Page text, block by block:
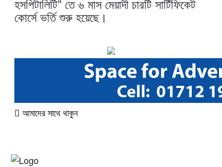
হসপিটালিটি” তে ৬ মাস মেয়াদী চারটি সার্টিফিকেট
কোর্সে ভর্তি শুরু হয়েছে।
আমাদের সাথে থাকুন